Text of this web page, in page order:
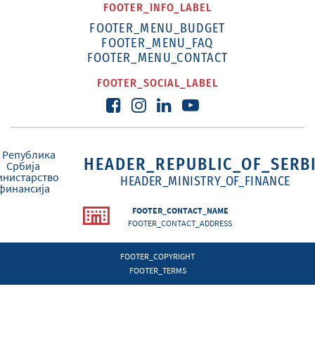
FOOTER_INFO_LABEL
FOOTER_MENU_BUDGET
FOOTER_MENU_FAQ
FOOTER_MENU_CONTACT
FOOTER_SOCIAL_LABEL
HEADER_MINISTRY_OF_FINANCE
FOOTER_CONTACT_NAME
FOOTER_CONTACT_ADDRESS
FOOTER_COPYRIGHT
FOOTER_TERMS